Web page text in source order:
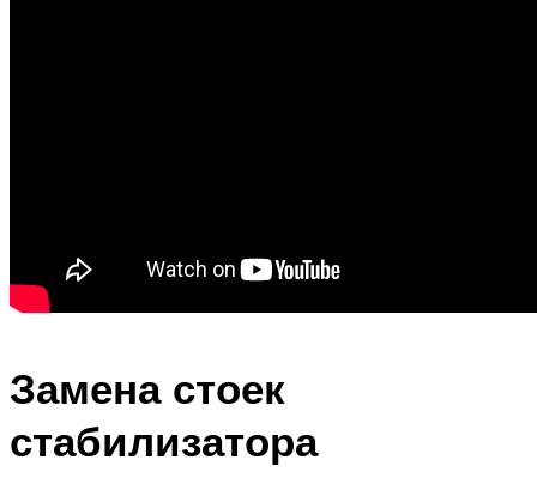
Замена стоек
стабилизатора